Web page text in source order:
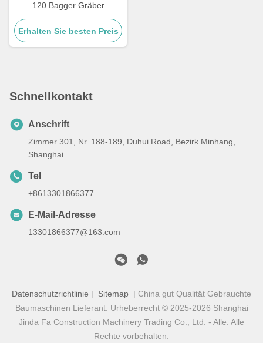
120 Bagger Gräber
Fernbedienung 1 Tonnen
Belastung für den Bau
Erhalten Sie besten Preis
Schnellkontakt
Anschrift
Zimmer 301, Nr. 188-189, Duhui Road, Bezirk Minhang,
Shanghai
Tel
+8613301866377
E-Mail-Adresse
13301866377@163.com
Datenschutzrichtlinie | Sitemap | China gut Qualität Gebrauchte
Baumaschinen Lieferant. Urheberrecht © 2025-2026 Shanghai
Jinda Fa Construction Machinery Trading Co., Ltd. - Alle. Alle
Rechte vorbehalten.